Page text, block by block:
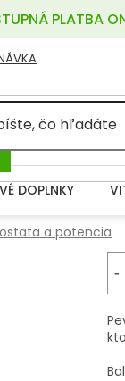
PLATBA
DOPLNKY
a potencia